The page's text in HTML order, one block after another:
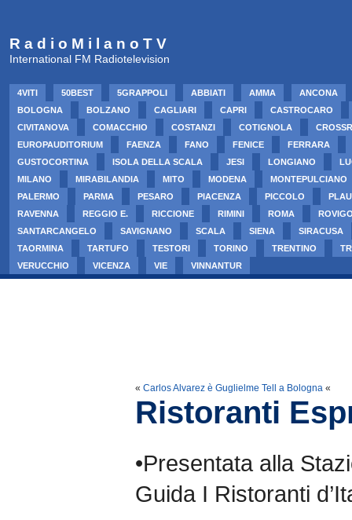
R a d i o M i l a n o T V
International FM Radiotelevision
4VITI 50BEST 5GRAPPOLI ABBIATI AMMA
ANCONA
BOLOGNA
BOLZANO CAGLIARI CAPRI
CASTROCARO
CIVITANOVA
COMACCHIO COSTANZI COTIGNOLA
EUROPAUDITORIUM
FAENZA FANO FENICE
FERRARA
GUSTOCORTINA
ISOLA DELLA SCALA JESI LONGIANO
MILANO
MIRABILANDIA MITO MODENA
MONTEPULCIANO
PALERMO
PARMA PESARO PIACENZA PICCOLO
RAVENNA
REGGIO E. RICCIONE RIMINI ROMA
SANTARCANGELO
SAVIGNANO SCALA SIENA
SIRACUSA
TAORMINA
TARTUFO TESTORI TORINO TRENTINO
VERUCCHIO
VICENZA VIE VINNANTUR
« Carlos Alvarez è Guglielme Tell a Bologna «
Ristoranti
•Presentata alla
Guida I Ristoranti